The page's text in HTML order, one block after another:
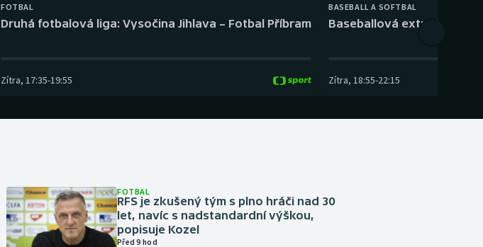
FOTBAL
Druhá fotbalová liga: Vysočina Jihlava – Fotbal Příbram
Zítra, 17:35-19:55
BASEBALL A SOFTBAL
Baseballová extraliga:
Zítra, 18:55-22:15
FOTBAL
RFS je zkušený tým s plno hráči nad 30
let, navíc s nadstandardní výškou,
popisuje Kozel
Před 9 hod